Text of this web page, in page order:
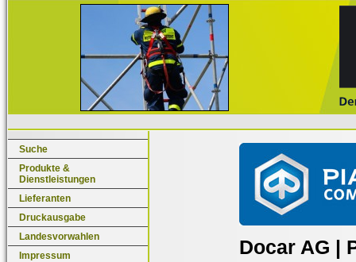
Suche
Produkte &
Dienstleistungen
Lieferanten
Druckausgabe
Landesvorwahlen
Impressum
Docar AG |